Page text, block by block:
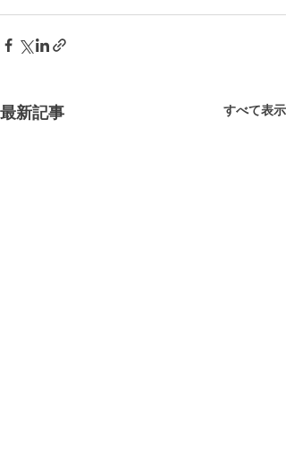
最新記事 すべて表示